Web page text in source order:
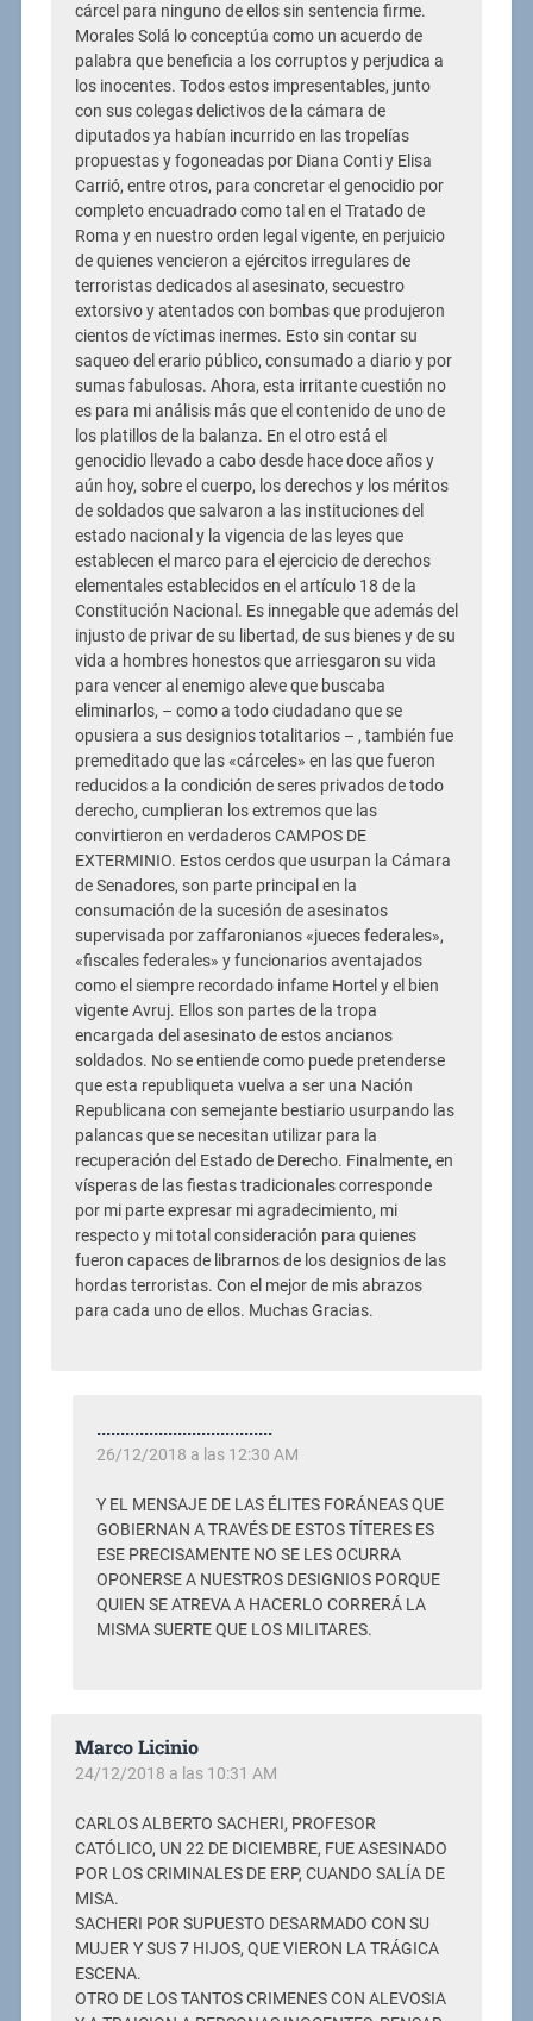
cárcel para ninguno de ellos sin sentencia firme.
Morales Solá lo conceptúa como un acuerdo de
palabra que beneficia a los corruptos y perjudica a
los inocentes. Todos estos impresentables, junto
con sus colegas delictivos de la cámara de
diputados ya habían incurrido en las tropelías
propuestas y fogoneadas por Diana Conti y Elisa
Carrió, entre otros, para concretar el genocidio por
completo encuadrado como tal en el Tratado de
Roma y en nuestro orden legal vigente, en perjuicio
de quienes vencieron a ejércitos irregulares de
terroristas dedicados al asesinato, secuestro
extorsivo y atentados con bombas que produjeron
cientos de víctimas inermes. Esto sin contar su
saqueo del erario público, consumado a diario y por
sumas fabulosas. Ahora, esta irritante cuestión no
es para mi análisis más que el contenido de uno de
los platillos de la balanza. En el otro está el
genocidio llevado a cabo desde hace doce años y
aún hoy, sobre el cuerpo, los derechos y los méritos
de soldados que salvaron a las instituciones del
estado nacional y la vigencia de las leyes que
establecen el marco para el ejercicio de derechos
elementales establecidos en el artículo 18 de la
Constitución Nacional. Es innegable que además del
injusto de privar de su libertad, de sus bienes y de su
vida a hombres honestos que arriesgaron su vida
para vencer al enemigo aleve que buscaba
eliminarlos, – como a todo ciudadano que se
opusiera a sus designios totalitarios – , también fue
premeditado que las «cárceles» en las que fueron
reducidos a la condición de seres privados de todo
derecho, cumplieran los extremos que las
convirtieron en verdaderos CAMPOS DE
EXTERMINIO. Estos cerdos que usurpan la Cámara
de Senadores, son parte principal en la
consumación de la sucesión de asesinatos
supervisada por zaffaronianos «jueces federales»,
«fiscales federales» y funcionarios aventajados
como el siempre recordado infame Hortel y el bien
vigente Avruj. Ellos son partes de la tropa
encargada del asesinato de estos ancianos
soldados. No se entiende como puede pretenderse
que esta republiqueta vuelva a ser una Nación
Republicana con semejante bestiario usurpando las
palancas que se necesitan utilizar para la
recuperación del Estado de Derecho. Finalmente, en
vísperas de las fiestas tradicionales corresponde
por mi parte expresar mi agradecimiento, mi
respecto y mi total consideración para quienes
fueron capaces de librarnos de los designios de las
hordas terroristas. Con el mejor de mis abrazos
para cada uno de ellos. Muchas Gracias.
.....................................
26/12/2018 a las 12:30 AM
Y EL MENSAJE DE LAS ÉLITES FORÁNEAS QUE
GOBIERNAN A TRAVÉS DE ESTOS TÍTERES ES
ESE PRECISAMENTE NO SE LES OCURRA
OPONERSE A NUESTROS DESIGNIOS PORQUE
QUIEN SE ATREVA A HACERLO CORRERÁ LA
MISMA SUERTE QUE LOS MILITARES.
Marco Licinio
24/12/2018 a las 10:31 AM
CARLOS ALBERTO SACHERI, PROFESOR
CATÓLICO, UN 22 DE DICIEMBRE, FUE ASESINADO
POR LOS CRIMINALES DE ERP, CUANDO SALÍA DE
MISA.
SACHERI POR SUPUESTO DESARMADO CON SU
MUJER Y SUS 7 HIJOS, QUE VIERON LA TRÁGICA
ESCENA.
OTRO DE LOS TANTOS CRIMENES CON ALEVOSIA